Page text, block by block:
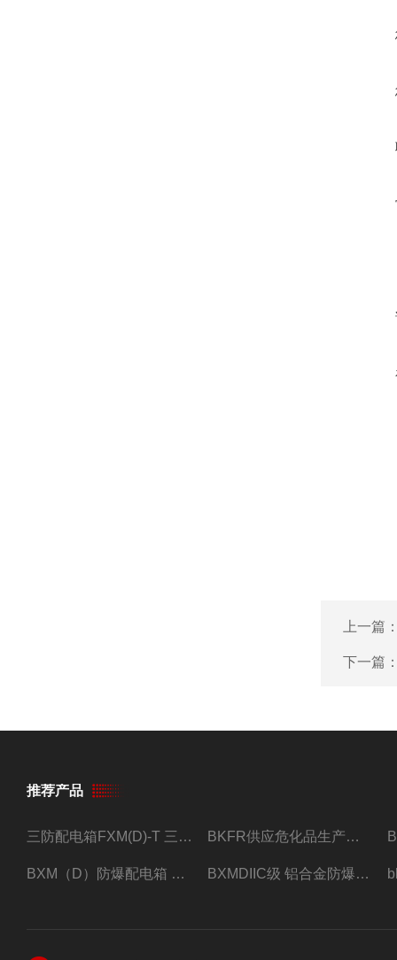
上一篇
下一篇
推荐产品
三防配电箱FXM(D)-T 三防型黑色工程塑料 BKFR供应危化品生产车间1.5匹2匹3匹5匹防爆空调
BXM（D）防爆配电箱 防爆照明动力箱厂家 定做 BXMDIIC级 铝合金防爆照明动力配电箱 加工定做